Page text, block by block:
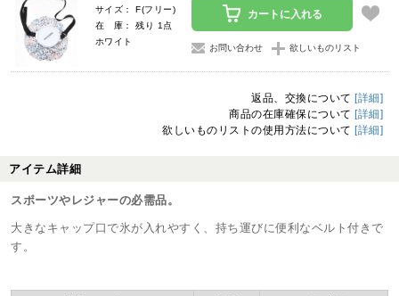
サイズ： F(フリー)
在 庫： 残り 1点
ホワイト
カートに入れる
お問い合わせ 欲しいものリスト
返品、交換について [詳細]
商品の在庫確保について [詳細]
欲しいものリストの使用方法について [詳細]
アイテム詳細
スポーツやレジャーの必需品。
大きなキャップ口で氷が入れやすく、持ち運びに便利なベルト付きで
す。